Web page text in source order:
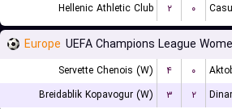
Hellenic Athletic Club ۲ ۰
Europe UEFA Champions League
Servette Chenois (W) ۴ ۰
Breidablik Kopavogur (W)
۳ ۲